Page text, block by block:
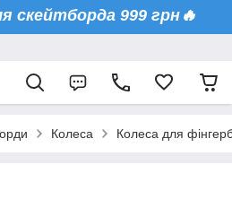
скейтборда 999 грн🔥
Колеса Колеса для